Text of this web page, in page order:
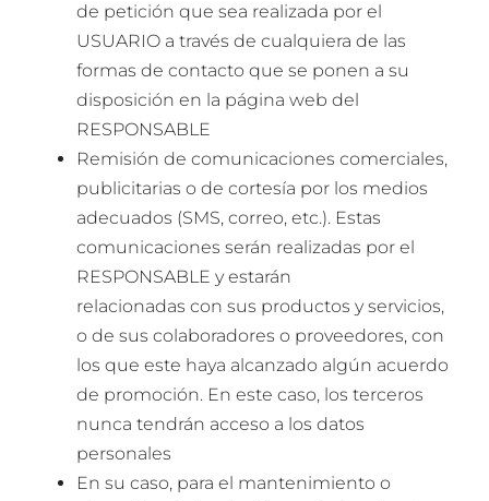
de petición que sea realizada por el
USUARIO a través de cualquiera de las
formas de contacto que se ponen a su
disposición en la página web del
RESPONSABLE
Remisión de comunicaciones comerciales,
publicitarias o de cortesía por los medios
adecuados (SMS, correo, etc.). Estas
comunicaciones serán realizadas por el
RESPONSABLE y estarán
relacionadas con sus productos y servicios,
o de sus colaboradores o proveedores, con
los que este haya alcanzado algún acuerdo
de promoción. En este caso, los terceros
nunca tendrán acceso a los datos
personales
En su caso, para el mantenimiento o